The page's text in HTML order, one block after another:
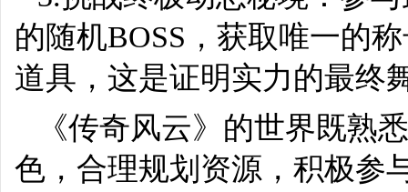
的随机BOSS，获取唯一的
道具，这是证明实力的最终
《传奇风云》的世界既熟
色，合理规划资源，积极参